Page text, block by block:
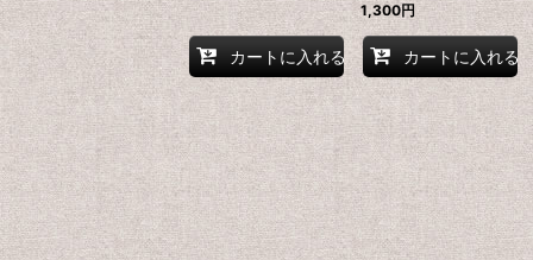
カートに入れる
1,300円
カートに入れる